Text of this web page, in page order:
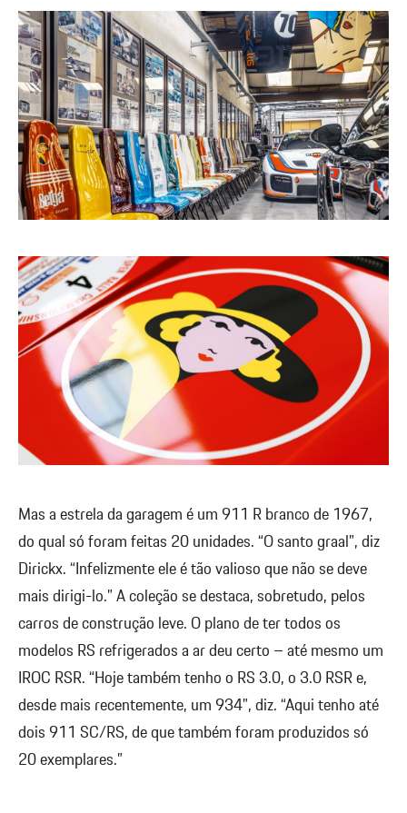
Mas a estrela da garagem é um 911 R branco de 1967,
do qual só foram feitas 20 unidades. “O santo graal”, diz
Dirickx. “Infelizmente ele é tão valioso que não se deve
mais dirigi-lo.” A coleção se destaca, sobretudo, pelos
carros de construção leve. O plano de ter todos os
modelos RS refrigerados a ar deu certo – até mesmo um
IROC RSR. “Hoje também tenho o RS 3.0, o 3.0 RSR e,
desde mais recentemente, um 934”, diz. “Aqui tenho até
dois 911 SC/RS, de que também foram produzidos só
20 exemplares.”